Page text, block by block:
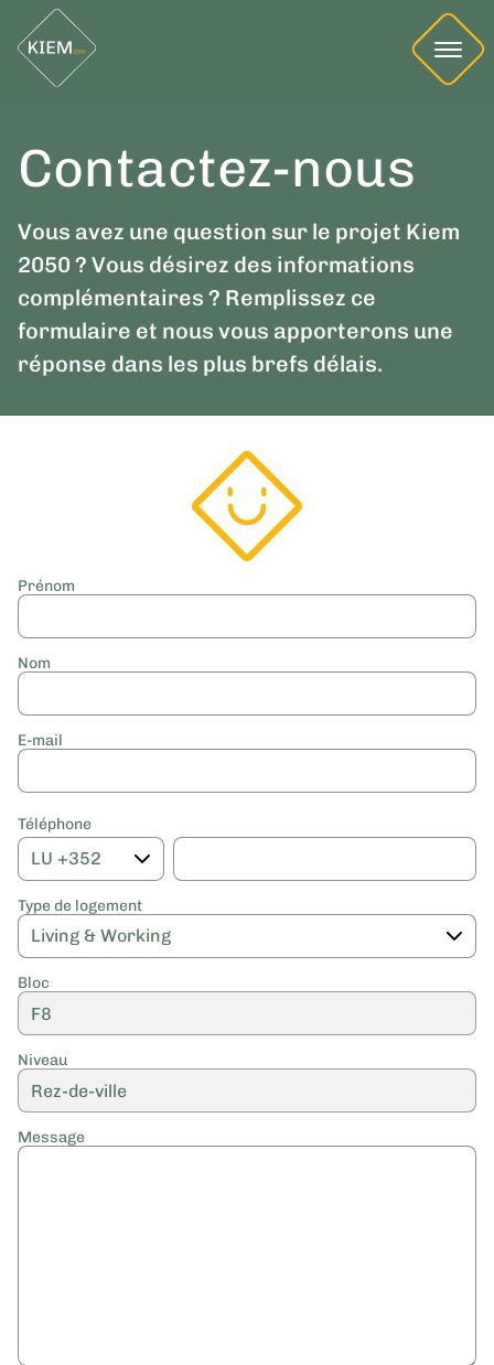
Contactez-nous
Vous avez une question sur le projet Kiem
2050 ? Vous désirez des informations
complémentaires ? Remplissez ce
formulaire et nous vous apporterons une
réponse dans les plus brefs délais.
Prénom
Nom
E-mail
Téléphone
Type de logement
Bloc
Niveau
Message